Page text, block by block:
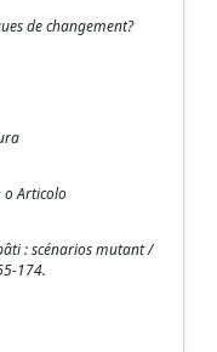
de changement?
o Articolo
: scénarios mutant /
174.